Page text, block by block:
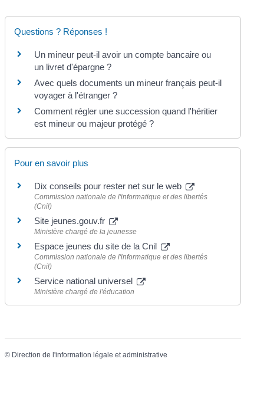
Questions ? Réponses !
Un mineur peut-il avoir un compte bancaire ou
un livret d'épargne ?
Avec quels documents un mineur français peut-il
voyager à l'étranger ?
Comment régler une succession quand l'héritier
est mineur ou majeur protégé ?
Pour en savoir plus
Dix conseils pour rester net sur le web
Commission nationale de l'informatique et des libertés
(Cnil)
Site jeunes.gouv.fr
Ministère chargé de la jeunesse
Espace jeunes du site de la Cnil
Commission nationale de l'informatique et des libertés
(Cnil)
Service national universel
Ministère chargé de l'éducation
© Direction de l'information légale et administrative